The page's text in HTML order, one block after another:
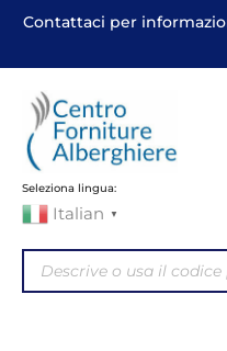
Contattaci per
Seleziona lingua:
Italian ▼